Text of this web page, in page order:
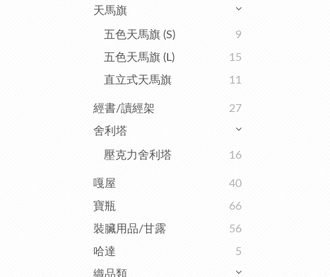
天馬旗
五色天馬旗 (S)
9
五色天馬旗 (L)
15
直立式天馬旗
11
經書/讀經架
27
舍利塔
壓克力舍利塔 16
嘎屋
40
寶瓶
66
裝臟用品/甘露
56
哈達
5
織品類